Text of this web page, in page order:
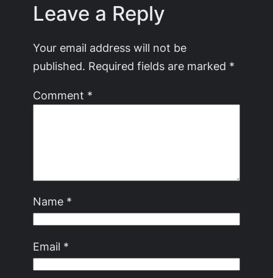
Leave a Reply
Your email address will not be
published. Required fields are marked *
Comment *
Name *
Email *